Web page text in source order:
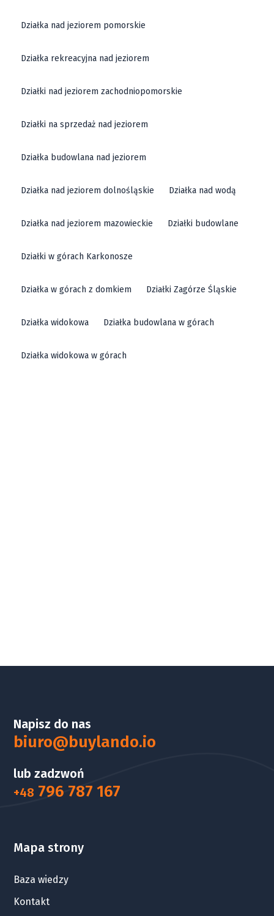
Działka nad jeziorem pomorskie
Działka rekreacyjna nad jeziorem
Działki nad jeziorem zachodniopomorskie
Działki na sprzedaż nad jeziorem
Działka budowlana nad jeziorem
Działka nad jeziorem dolnośląskie Działka nad wodą
Działka nad jeziorem mazowieckie Działki budowlane
Działki w górach Karkonosze
Działka w górach z domkiem Działki Zagórze Śląskie
Działka widokowa Działka budowlana w górach
Działka widokowa w górach
Napisz do nas
biuro@buylando.io
lub zadzwoń
+48 796 787 167
Mapa strony
Baza wiedzy
Kontakt